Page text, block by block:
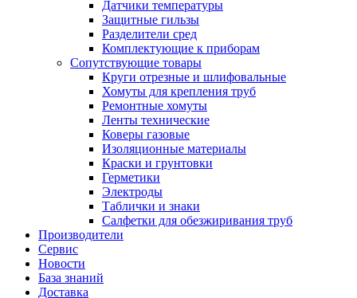
Датчики температуры
Защитные гильзы
Разделители сред
Комплектующие к приборам
Сопутствующие товары
Круги отрезные и шлифовальные
Хомуты для крепления труб
Ремонтные хомуты
Ленты технические
Коверы газовые
Изоляционные материалы
Краски и грунтовки
Герметики
Электроды
Таблички и знаки
Салфетки для обезжиривания труб
Производители
Сервис
Новости
База знаний
Доставка